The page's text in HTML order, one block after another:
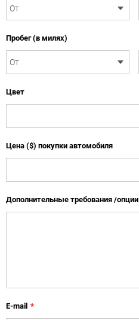
Пробег (в милях)
Цвет
Цена ($) покупки автомобиля
Дополнительные требования /опции
E-mail *